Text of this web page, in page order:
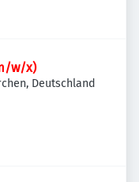
w/x)
Deutschland